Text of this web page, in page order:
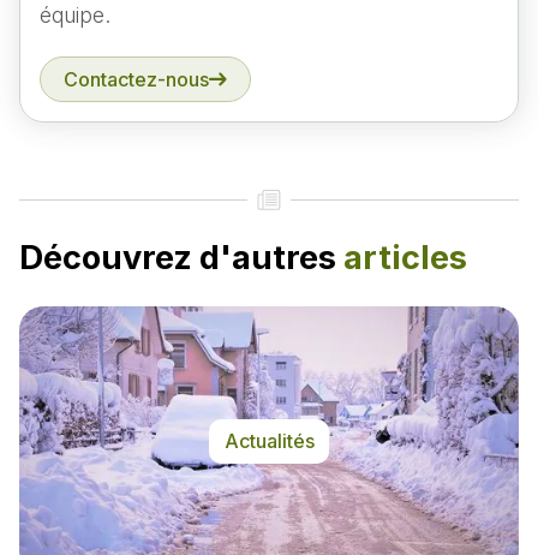
équipe.
Contactez-nous
Découvrez d'autres articles
Actualités